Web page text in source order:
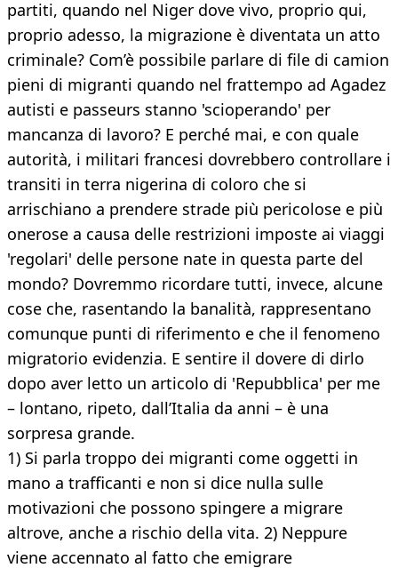
partiti, quando nel Niger dove vivo, proprio qui,
proprio adesso, la migrazione è diventata un atto
criminale? Com’è possibile parlare di file di camion
pieni di migranti quando nel frattempo ad Agadez
autisti e passeurs stanno 'scioperando' per
mancanza di lavoro? E perché mai, e con quale
autorità, i militari francesi dovrebbero controllare i
transiti in terra nigerina di coloro che si
arrischiano a prendere strade più pericolose e più
onerose a causa delle restrizioni imposte ai viaggi
'regolari' delle persone nate in questa parte del
mondo? Dovremmo ricordare tutti, invece, alcune
cose che, rasentando la banalità, rappresentano
comunque punti di riferimento e che il fenomeno
migratorio evidenzia. E sentire il dovere di dirlo
dopo aver letto un articolo di 'Repubblica' per me
– lontano, ripeto, dall’Italia da anni – è una
sorpresa grande.
1) Si parla troppo dei migranti come oggetti in
mano a trafficanti e non si dice nulla sulle
motivazioni che possono spingere a migrare
altrove, anche a rischio della vita. 2) Neppure
viene accennato al fatto che emigrare